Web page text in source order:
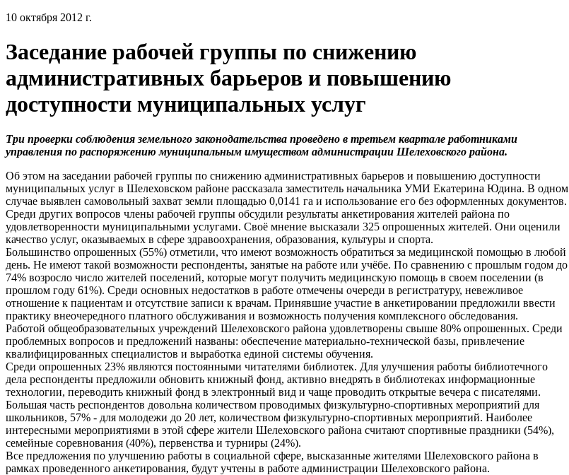
10 октября 2012 г.
Заседание рабочей группы по снижению
административных барьеров и повышению
доступности муниципальных услуг
Три проверки соблюдения земельного законодательства проведено в третьем квартале работниками
управления по распоряжению муниципальным имуществом администрации Шелеховского района.
Об этом на заседании рабочей группы по снижению административных барьеров и повышению доступности
муниципальных услуг в Шелеховском районе рассказала заместитель начальника УМИ Екатерина Юдина. В одном
случае выявлен самовольный захват земли площадью 0,0141 га и использование его без оформленных документов.
Среди других вопросов члены рабочей группы обсудили результаты анкетирования жителей района по
удовлетворенности муниципальными услугами. Своё мнение высказали 325 опрошенных жителей. Они оценили
качество услуг, оказываемых в сфере здравоохранения, образования, культуры и спорта.
Большинство опрошенных (55%) отметили, что имеют возможность обратиться за медицинской помощью в любой
день. Не имеют такой возможности респонденты, занятые на работе или учёбе. По сравнению с прошлым годом до
74% возросло число жителей поселений, которые могут получить медицинскую помощь в своем поселении (в
прошлом году 61%). Среди основных недостатков в работе отмечены очереди в регистратуру, невежливое
отношение к пациентам и отсутствие записи к врачам. Принявшие участие в анкетировании предложили ввести
практику внеочередного платного обслуживания и возможность получения комплексного обследования.
Работой общеобразовательных учреждений Шелеховского района удовлетворены свыше 80% опрошенных. Среди
проблемных вопросов и предложений названы: обеспечение материально-технической базы, привлечение
квалифицированных специалистов и выработка единой системы обучения.
Среди опрошенных 23% являются постоянными читателями библиотек. Для улучшения работы библиотечного
дела респонденты предложили обновить книжный фонд, активно внедрять в библиотеках информационные
технологии, переводить книжный фонд в электронный вид и чаще проводить открытые вечера с писателями.
Большая часть респондентов довольна количеством проводимых физкультурно-спортивных мероприятий для
школьников, 57% - для молодежи до 20 лет, количеством физкультурно-спортивных мероприятий. Наиболее
интересными мероприятиями в этой сфере жители Шелеховского района считают спортивные праздники (54%),
семейные соревнования (40%), первенства и турниры (24%).
Все предложения по улучшению работы в социальной сфере, высказанные жителями Шелеховского района в
рамках проведенного анкетирования, будут учтены в работе администрации Шелеховского района.